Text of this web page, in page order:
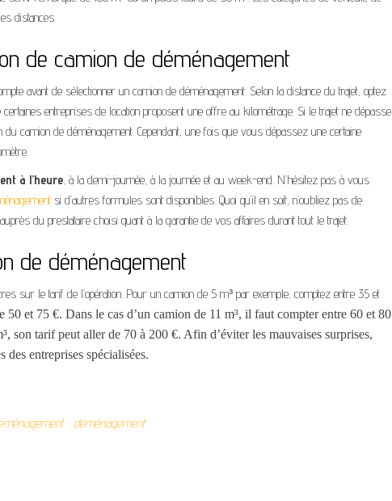
distances.
de camion de déménagement
avant de sélectionner un camion de déménagement. Selon la distance du trajet, optez
entreprises de location proposent une offre au kilométrage. Si le trajet ne dépasse
camion de déménagement. Cependant, une fois que vous dépassez une certaine
à l’heure, à la demi-journée, à la journée et au week-end. N’hésitez pas à vous
si d’autres formules sont disponibles. Quoi qu’il en soit, n’oubliez pas de
du prestataire choisi quant à la garantie de vos affaires durant tout le trajet.
de déménagement
sur le tarif de l’opération. Pour un camion de 5 m³ par exemple, comptez entre 35 et
50 et 75 €. Dans le cas d’un camion de 11 m³, il faut compter entre 60 et 80
son tarif peut aller de 70 à 200 €. Afin d’éviter les mauvaises surprises,
des entreprises spécialisées.
déménagement